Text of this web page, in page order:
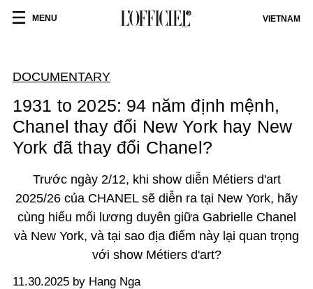
MENU VIETNAM
DOCUMENTARY
1931 to 2025: 94 năm định mệnh,
Chanel thay đổi New York hay New
York đã thay đổi Chanel?
Trước ngày 2/12, khi show diễn Métiers d'art
2025/26 của CHANEL sẽ diễn ra tại New York, hãy
cùng hiểu mối lương duyên giữa Gabrielle Chanel
và New York, và tại sao địa điểm này lại quan trọng
với show Métiers d'art?
11.30.2025 by Hang Nga